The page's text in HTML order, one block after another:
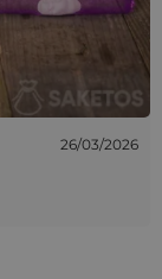
26/03/2026